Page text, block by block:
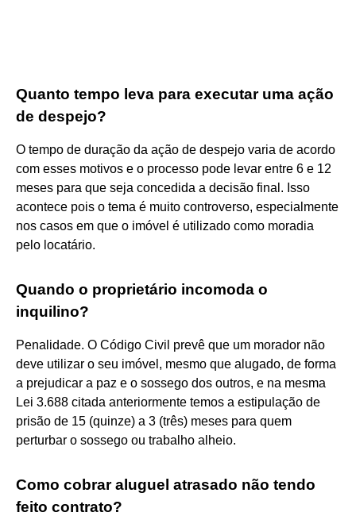
Quanto tempo leva para executar uma ação
de despejo?
O tempo de duração da ação de despejo varia de acordo
com esses motivos e o processo pode levar entre 6 e 12
meses para que seja concedida a decisão final. Isso
acontece pois o tema é muito controverso, especialmente
nos casos em que o imóvel é utilizado como moradia
pelo locatário.
Quando o proprietário incomoda o
inquilino?
Penalidade. O Código Civil prevê que um morador não
deve utilizar o seu imóvel, mesmo que alugado, de forma
a prejudicar a paz e o sossego dos outros, e na mesma
Lei 3.688 citada anteriormente temos a estipulação de
prisão de 15 (quinze) a 3 (três) meses para quem
perturbar o sossego ou trabalho alheio.
Como cobrar aluguel atrasado não tendo
feito contrato?